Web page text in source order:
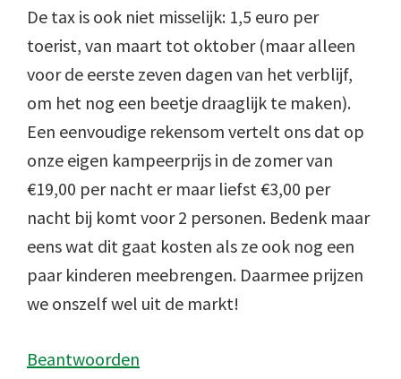
De tax is ook niet misselijk: 1,5 euro per
toerist, van maart tot oktober (maar alleen
voor de eerste zeven dagen van het verblijf,
om het nog een beetje draaglijk te maken).
Een eenvoudige rekensom vertelt ons dat op
onze eigen kampeerprijs in de zomer van
€19,00 per nacht er maar liefst €3,00 per
nacht bij komt voor 2 personen. Bedenk maar
eens wat dit gaat kosten als ze ook nog een
paar kinderen meebrengen. Daarmee prijzen
we onszelf wel uit de markt!
Beantwoorden